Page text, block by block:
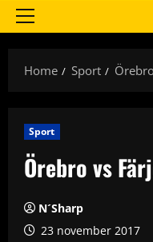
Primary
Home
Sport
Sport
Örebro vs
N´Sharp
23 november 2017